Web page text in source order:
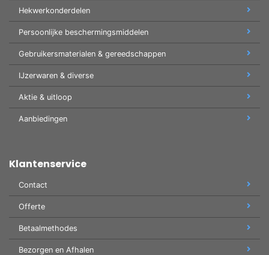
Hekwerkonderdelen
Persoonlijke beschermingsmiddelen
Gebruikersmaterialen & gereedschappen
IJzerwaren & diverse
Aktie & uitloop
Aanbiedingen
Klantenservice
Contact
Offerte
Betaalmethodes
Bezorgen en Afhalen